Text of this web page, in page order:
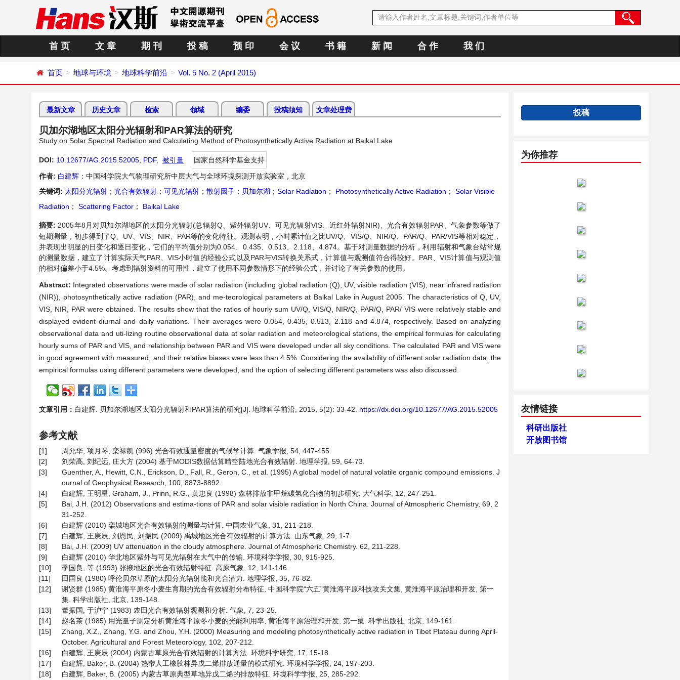
首 页 文 章 期 刊 投 稿 预 印 会 议 书 籍 新 闻 合 作 我 们
首页 地球与环境 地球科学前沿 Vol. 5 No. 2 (April 2015)
最新文章 历史文章 检索 领域 编委 投稿须知 文章处理费
贝加尔湖地区太阳分光辐射和PAR算法的研究
Study on Solar Spectral Radiation and Calculating Method of Photosynthetically Active Radiation at Baikal Lake
DOI: 10.12677/AG.2015.52005 PDF, 被引量
国家自然科学基金支持
作者: 白建辉 ：中国科学院大气物理研究所中层大气与全球环境探测开放实验室，北京
关键词: 太阳分光辐射 ； 光合有效辐射 ； 可见光辐射 ； 散射因子 ； 贝加尔湖 ； Solar Radiation ； Photosynthetically Active Radiation ；
Solar Visible
Radiation ； Scattering Factor ； Baikal Lake
摘要: 2005年8月对贝加尔湖地区的太阳分光辐射(总辐射Q、紫外辐射UV、可见光辐射VIS、近红外辐射NIR)、光合有效辐射PAR、气象参数等做了
短期测量，初步得到了Q、UV、VIS、NIR、PAR等的变化特征。观测表明，小时累计值之比UV/Q、VIS/Q、NIR/Q、PAR/Q、PAR/VIS等相对稳定，
并表现出明显的日变化和逐日变化，它们的平均值分别为0.054、0.435、0.513、2.118、4.874。基于对测量数据的分析，利用辐射和气象台站常规
的测量数据，建立了计算实际天气PAR、VIS小时值的经验公式以及PAR与VIS转换关系式，计算值与观测值符合得较好。PAR、VIS计算值与观测值
的相对偏差小于4.5%。考虑到辐射资料的可用性，建立了使用不同参数情形下的经验公式，并讨论了有关参数的使用。
Abstract: Integrated observations were made of solar radiation (including global radiation (Q), UV, visible radiation (VIS), near infrared radiation
(NIR)), photosynthetically active radiation (PAR), and me-teorological parameters at Baikal Lake in August 2005. The characteristics of Q, UV,
VIS, NIR, PAR were obtained. The results show that the ratios of hourly sum UV/Q, VIS/Q, NIR/Q, PAR/Q, PAR/ VIS were relatively stable and
displayed evident diurnal and daily variations. Their averages were 0.054, 0.435, 0.513, 2.118 and 4.874, respectively. Based on analyzing
observational data and uti-lizing routine observational data at solar radiation and meteorological stations, the empirical formulas for calculating
hourly sums of PAR and VIS, and relationship between PAR and VIS were developed under all sky conditions. The calculated PAR and VIS were
in good agreement with measured, and their relative biases were less than 4.5%. Considering the availability of different solar radiation data, the
empirical formulas using different parameters were developed, and the option of selecting different parameters was also discussed.
文章引用： 白建辉. 贝加尔湖地区太阳分光辐射和PAR算法的研究[J]. 地球科学前沿, 2015, 5(2): 33-42. https://dx.doi.org/10.12677/AG.2015.52005
参考文献
[1]
周允华, 项月琴, 栾禄凯 (996) 光合有效通量密度的气候学计算. 气象学报, 54, 447-455.
[2]
刘荣高, 刘纪远, 庄大方 (2004) 基于MODIS数据估算晴空陆地光合有效辐射. 地理学报, 59, 64-73.
[3]
Guenther, A., Hewitt, C.N., Erickson, D., Fall, R., Geron, C., et al. (1995) A global model of natural volatile organic compound emissions. J
ournal of Geophysical Research, 100, 8873-8892.
[4]
白建辉, 王明星, Graham, J., Prinn, R.G., 黄忠良 (1998) 森林排放非甲烷碳氢化合物的初步研究. 大气科学, 12, 247-251.
[5]
Bai, J.H. (2012) Observations and estima-tions of PAR and solar visible radiation in North China. Journal of Atmospheric Chemistry, 69, 2
31-252.
[6]
白建辉 (2010) 栾城地区光合有效辐射的测量与计算. 中国农业气象, 31, 211-218.
[7]
白建辉, 王庚辰, 刘恩民, 刘振民 (2009) 禹城地区光合有效辐射的计算方法. 山东气象, 29, 1-7.
[8]
Bai, J.H. (2009) UV attenuation in the cloudy atmosphere. Journal of Atmospheric Chemistry. 62, 211-228.
[9]
白建辉 (2010) 华北地区紫外与可见光辐射在大气中的传输. 环境科学学报, 30, 915-925.
[10]
季国良, 等 (1993) 张掖地区的光合有效辐射特征. 高原气象, 12, 141-146.
[11]
田国良 (1980) 呼伦贝尔草原的太阳分光辐射能和光合潜力. 地理学报, 35, 76-82.
[12]
谢贤群 (1985) 黄淮海平原冬小麦生育期的光合有效辐射分布特征, 中国科学院“六五”黄淮海平原科技攻关文集, 黄淮海平原治理和开发, 第一
集. 科学出版社, 北京, 139-148.
[13]
董振国, 于沪宁 (1983) 农田光合有效辐射观测和分析. 气象, 7, 23-25.
[14]
赵名茶 (1985) 用光量子测定分析黄淮海平原冬小麦的光能利用率, 黄淮海平原治理和开发, 第一集. 科学出版社, 北京, 149-161.
[15]
Zhang, X.Z., Zhang, Y.G. and Zhou, Y.H. (2000) Measuring and modeling photosynthetically active radiation in Tibet Plateau during April-
October. Agricultural and Forest Meteorology, 102, 207-212.
[16]
白建辉, 王庚辰 (2004) 内蒙古草原光合有效辐射的计算方法. 环境科学研究, 17, 15-18.
[17]
白建辉, Baker, B. (2004) 热带人工橡胶林异戊二烯排放通量的模式研究. 环境科学学报, 24, 197-203.
[18]
白建辉, Baker, B. (2005) 内蒙古草原典型草地异戊二烯的排放特征. 环境科学学报, 25, 285-292.
投稿
为你推荐
友情链接
科研出版社
开放图书馆